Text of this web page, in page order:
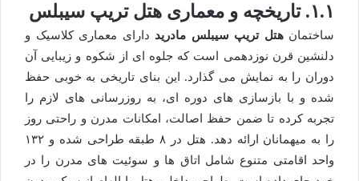
۱.۱. تاریخچه و معماری هتل تریپ سیبلس
ساختمانهتل تریپ سیبلس مادرید دارای معماری کلاسیک و
دلنشین قرن نوزدهمی است که جلوه ای از شکوه و زیبایی آن
دوران را به نمایش می گذارد. این بنای تاریخی به خوبی حفظ
شده و با بازسازی های دوره ای، به روزرسانی های لازم را
تجربه کرده تا ضمن حفظ اصالت، امکانات مدرن و راحتی روز
را به میهمانان ارائه دهد. هتل در ۸ طبقه طراحی شده و ۱۳۲
واحد اقامتی متنوع شامل اتاق ها و سوئیت های مدرن را در